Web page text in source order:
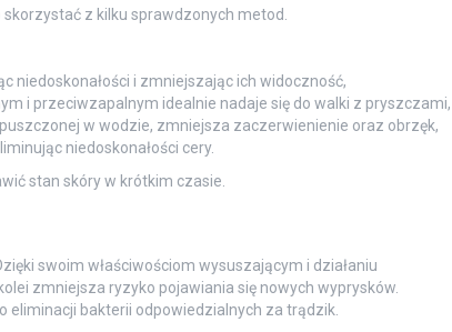
z kilku sprawdzonych metod.
niedoskonałości i zmniejszając ich widoczność,
i przeciwzapalnym idealnie nadaje się do walki z pryszczami,
w wodzie, zmniejsza zaczerwienienie oraz obrzęk,
niedoskonałości cery.
stan skóry w krótkim czasie.
swoim właściwościom wysuszającym i działaniu
zmniejsza ryzyko pojawiania się nowych wyprysków.
eliminacji bakterii odpowiedzialnych za trądzik.